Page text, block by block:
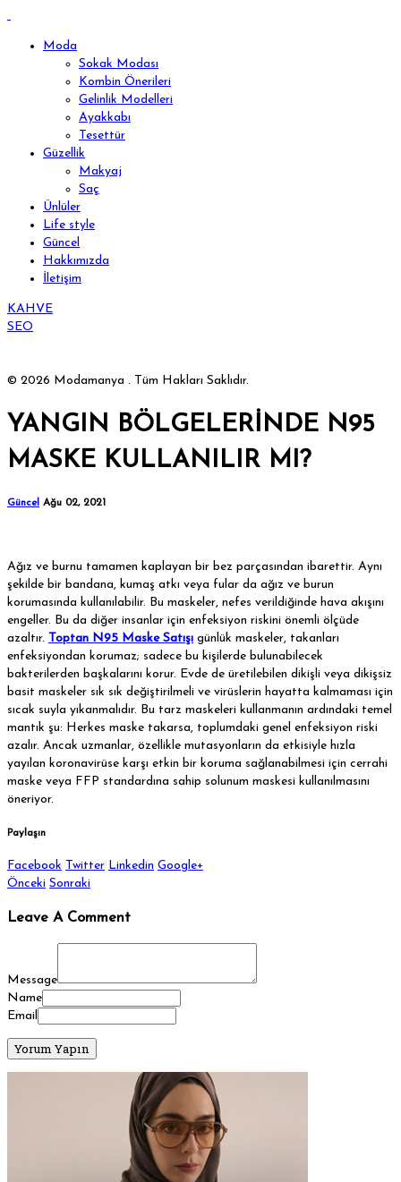
Moda
Sokak Modası
Kombin Önerileri
Gelinlik Modelleri
Ayakkabı
Tesettür
Güzellik
Makyaj
Saç
Ünlüler
Life style
Güncel
Hakkımızda
İletişim
KAHVE
SEO
© 2026 Modamanya . Tüm Hakları Saklıdır.
YANGIN BÖLGELERİNDE N95
MASKE KULLANILIR MI?
Güncel Ağu 02, 2021
Ağız ve burnu tamamen kaplayan bir bez parçasından ibarettir. Aynı
şekilde bir bandana, kumaş atkı veya fular da ağız ve burun
korumasında kullanılabilir. Bu maskeler, nefes verildiğinde hava akışını
engeller. Bu da diğer insanlar için enfeksiyon riskini önemli ölçüde
azaltır. Toptan N95 Maske Satışı günlük maskeler, takanları
enfeksiyondan korumaz; sadece bu kişilerde bulunabilecek
bakterilerden başkalarını korur. Evde de üretilebilen dikişli veya dikişsiz
basit maskeler sık sık değiştirilmeli ve virüslerin hayatta kalmaması için
sıcak suyla yıkanmalıdır. Bu tarz maskeleri kullanmanın ardındaki temel
mantık şu: Herkes maske takarsa, toplumdaki genel enfeksiyon riski
azalır. Ancak uzmanlar, özellikle mutasyonların da etkisiyle hızla
yayılan koronavirüse karşı etkin bir koruma sağlanabilmesi için cerrahi
maske veya FFP standardına sahip solunum maskesi kullanılmasını
öneriyor.
Paylaşın
Facebook Twitter Linkedin Google+
Önceki Sonraki
Leave A Comment
Message
Name
Email